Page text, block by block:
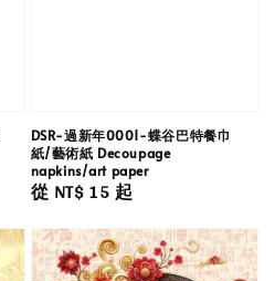
DSR-過新年0001-蝶谷巴特餐巾
紙/藝術紙 Decoupage
napkins/art paper
Regular
從 NT$ 15起